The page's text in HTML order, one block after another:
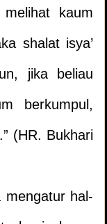
kaum
shalat isya’
jika beliau
berkumpul,
(HR. Bukhari
hal-
1.
Agama
2.
yang tidak
berpenghuni
Pohon Ini?
4.
Apa Yang